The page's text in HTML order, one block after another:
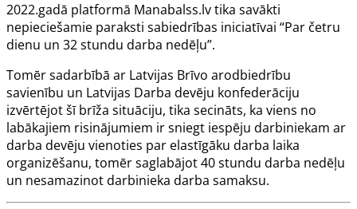
2022.gadā platformā Manabalss.lv tika savākti
nepieciešamie paraksti sabiedrības iniciatīvai “Par četru
dienu un 32 stundu darba nedēļu”.
Tomēr sadarbībā ar Latvijas Brīvo arodbiedrību
savienību un Latvijas Darba devēju konfederāciju
izvērtējot šī brīža situāciju, tika secināts, ka viens no
labākajiem risinājumiem ir sniegt iespēju darbiniekam ar
darba devēju vienoties par elastīgāku darba laika
organizēšanu, tomēr saglabājot 40 stundu darba nedēļu
un nesamazinot darbinieka darba samaksu.